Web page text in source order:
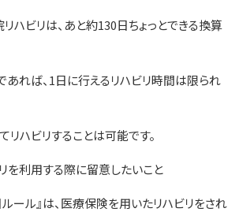
ハビリは、あと約130日ちょっとできる換算
れば、1日に行えるリハビリ時間は限られ
ハビリすることは可能です。
を利用する際に留意したいこと
ール』は、医療保険を用いたリハビリをされ